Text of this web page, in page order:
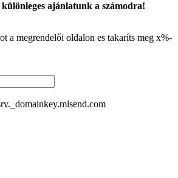
ajánlatunk a számodra!
a megrendelői oldalon es takaríts meg x%-